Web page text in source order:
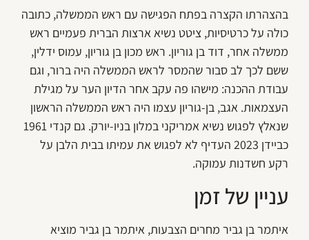
בהצהרתו הקצרה בפתח הפגישה עם ראש הממשלה, כתובה
כולה על כרטיסיות, ציטט נשיא ארצות הברית פעמיים ראש
ממשלה אחר, דוד בן גוריון. ראש מכון בן גוריון, עמוס ידלין,
ששם לכך לב סבור שהמסר לראש הממשלה היה ברור, וגם
עבודת ההכנה: מישהו פה עקב אחר הדיון הער על מגילת
העצמאות. אגב, בן-גוריון עצמו היה ראש הממשלה הראשון
שנאלץ לפגוש נשיא אמריקני במלון בניו-יורק. גם קנדי 1961
כביידן 2023 העדיף לא לפגוש את עמיתו בבית הלבן על
רקע חשדנות עמוקה.
עניין של זמן
איתמר בן גביר מחרים הצבעות, איתמר בן גביר מוציא